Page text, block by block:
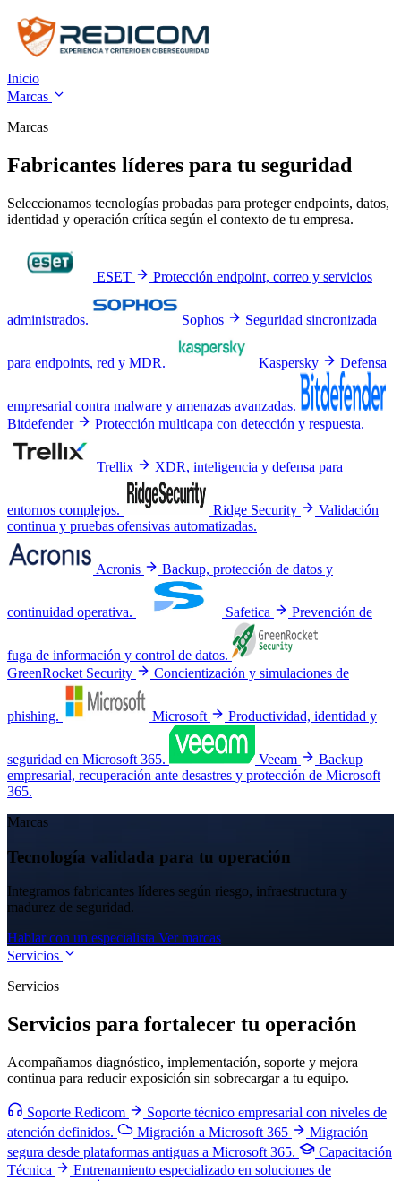
Inicio
Marcas
Marcas
Fabricantes líderes para tu seguridad
Seleccionamos tecnologías probadas para proteger endpoints, datos,
identidad y operación crítica según el contexto de tu empresa.
ESET Protección endpoint, correo y servicios
administrados. Sophos Seguridad sincronizada
para endpoints, red y MDR. Kaspersky Defensa
empresarial contra malware y amenazas avanzadas.
Bitdefender
Protección multicapa con detección y respuesta.
Trellix XDR, inteligencia y defensa para
entornos complejos. Ridge Security
Validación
continua y pruebas ofensivas automatizadas.
Acronis Backup, protección de datos y
continuidad operativa. Safetica Prevención de
fuga de información y control de datos.
GreenRocket Security
Concientización y simulaciones de
phishing. Microsoft Productividad, identidad y
seguridad en Microsoft 365. Veeam
Backup
empresarial, recuperación ante desastres y protección de Microsoft
365.
Marcas
Tecnología validada para tu operación
Integramos fabricantes líderes según riesgo, infraestructura y
madurez de seguridad.
Hablar con un especialista Ver marcas
Servicios
Servicios
Servicios para fortalecer tu operación
Acompañamos diagnóstico, implementación, soporte y mejora
continua para reducir exposición sin sobrecargar a tu equipo.
Soporte Redicom
Soporte técnico empresarial con niveles de
atención definidos.
Migración a Microsoft 365
Migración
segura desde plataformas antiguas a Microsoft 365.
Capacitación
Técnica
Entrenamiento especializado en soluciones de